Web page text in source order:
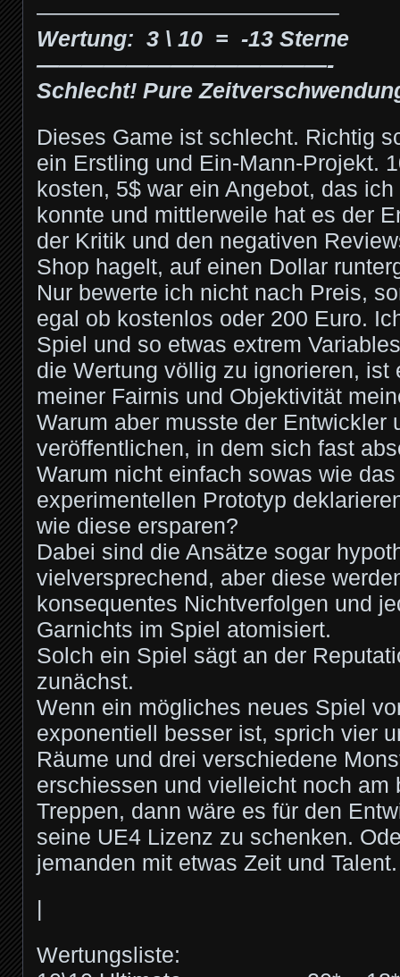
—————————————–
Wertung: 3 \ 10 = -13 Sterne
—————————————-
Schlecht! Pure
Dieses Game ist schlecht. Richtig
ein Erstling und Ein-Mann-Projekt.
kosten, 5$ war ein Angebot, das
konnte und mittlerweile hat es der
der Kritik und den negativen
Shop hagelt, auf einen Dollar
Nur bewerte ich nicht nach Preis,
egal ob kostenlos oder 200 Euro.
Spiel und so etwas extrem
die Wertung völlig zu ignorieren, ist
meiner Fairnis und Objektivität
Warum aber musste der Entwickler
veröffentlichen, in dem sich fast
Warum nicht einfach sowas wie
experimentellen Prototyp
wie diese ersparen?
Dabei sind die Ansätze sogar
vielversprechend, aber diese
konsequentes Nichtverfolgen und
Garnichts im Spiel atomisiert.
Solch ein Spiel sägt an der
zunächst.
Wenn ein mögliches neues Spiel
exponentiell besser ist, sprich vier
Räume und drei verschiedene
erschiessen und vielleicht noch am
Treppen, dann wäre es für den
seine UE4 Lizenz zu schenken.
jemanden mit etwas Zeit und Talent.
Wertungsliste: